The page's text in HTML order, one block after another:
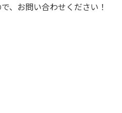
、お問い合わせください！